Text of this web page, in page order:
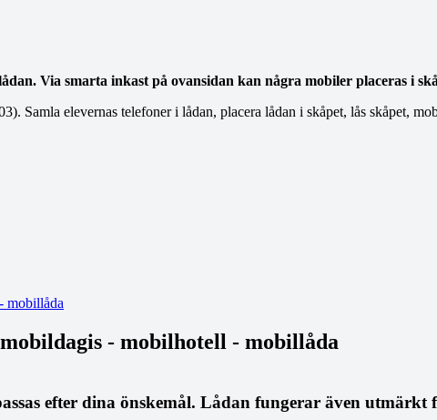
Via smarta inkast på ovansidan kan några mobiler placeras i
Samla elevernas telefoner i lådan, placera lådan i skåpet, lås skåpet,
- mobilhotell - mobillåda
efter dina önskemål. Lådan fungerar även utmärkt